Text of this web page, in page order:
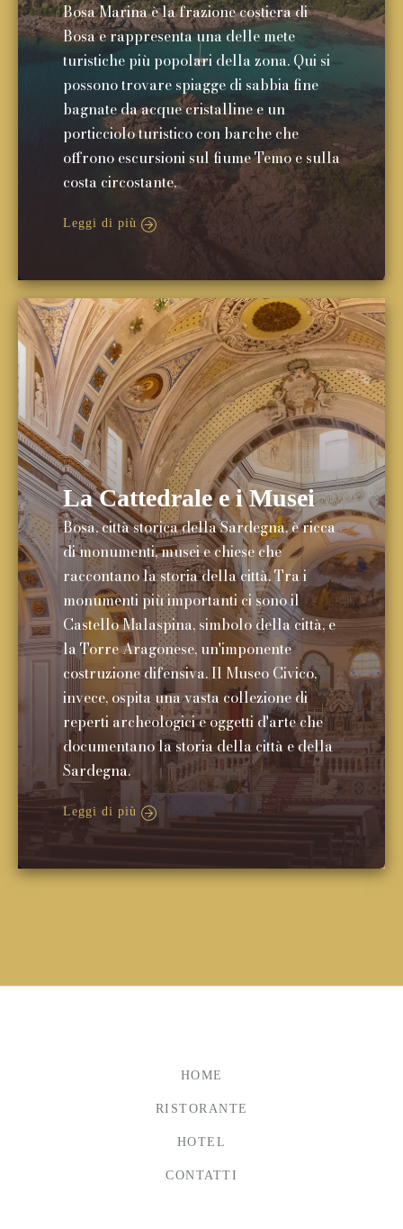
Bosa Marina è la frazione costiera di
Bosa e rappresenta una delle mete
turistiche più popolari della zona. Qui si
possono trovare spiagge di sabbia fine
bagnate da acque cristalline e un
porticciolo turistico con barche che
offrono escursioni sul fiume Temo e sulla
costa circostante.
Leggi di più
La Cattedrale e i Musei
Bosa, città storica della Sardegna, è ricca
di monumenti, musei e chiese che
raccontano la storia della città. Tra i
monumenti più importanti ci sono il
Castello Malaspina, simbolo della città, e
la Torre Aragonese, un'imponente
costruzione difensiva. Il Museo Civico,
invece, ospita una vasta collezione di
reperti archeologici e oggetti d'arte che
documentano la storia della città e della
Sardegna.
Leggi di più
HOME
RISTORANTE
HOTEL
CONTATTI